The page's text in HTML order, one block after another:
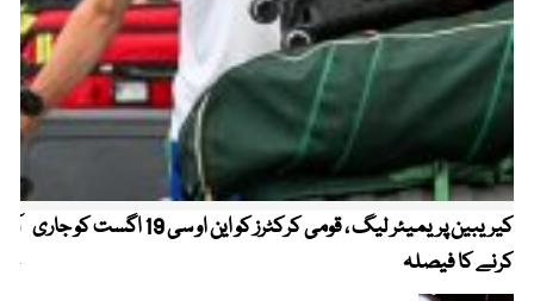
کیریبین پریمیئر لیگ ، قومی کرکٹرز کو این او سی 19 اگست کو جاری
کرنے کا فیصلہ